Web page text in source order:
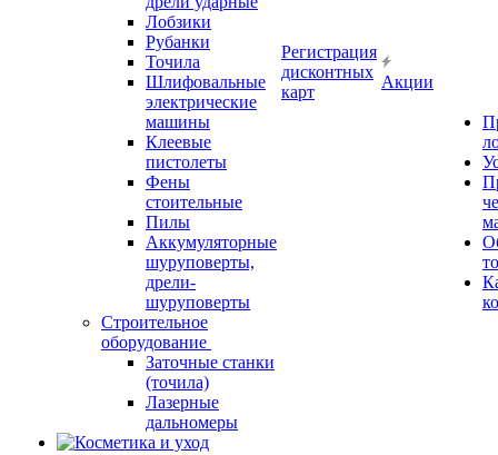
Лобзики
Рубанки
Точила
Шлифовальные
электрические
машины
Клеевые
пистолеты
Фены
стоительные
Пилы
Аккумуляторные
шуруповерты,
дрели-
шуруповерты
Строительное
оборудование
Заточные станки
(точила)
Лазерные
дальномеры
Регистрация
дисконтных
карт
Акции